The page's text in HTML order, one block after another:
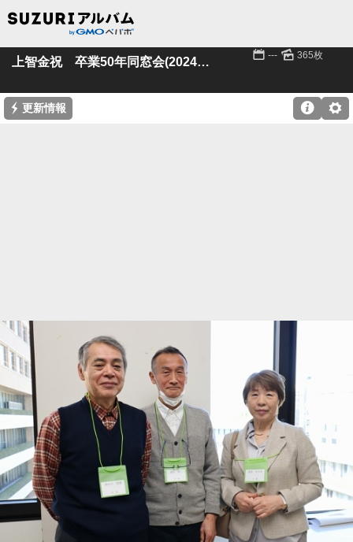
上智金祝 卒業50年同窓会(2024年2月開催) 📅 --- 🌄 365枚
⚡ 更新情報 ⚙
